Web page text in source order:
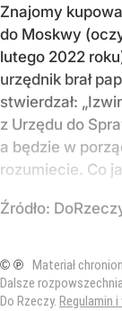
Znajomy
do Moskwy
lutego 2022
urzędnik brał
stwierdzał:
z Urzędu do
a będzie w
rozumiecie. Co
Źródło:
© ℗ Materiał
Dalsze
Do Rzeczy. Regulamin